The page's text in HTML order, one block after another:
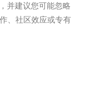
并建议您可能忽略
、社区效应或专有